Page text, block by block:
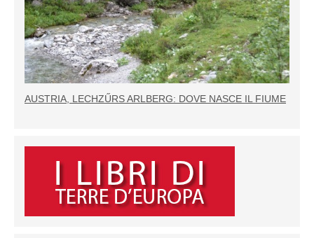
AUSTRIA, LECHZŰRS ARLBERG: DOVE NASCE IL FIUME